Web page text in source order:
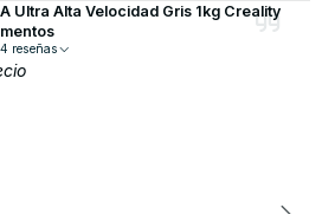
Ultra Alta Velocidad Gris 1kg Creality
14 reseñas